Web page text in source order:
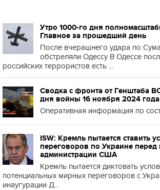
Утро 1000-го дня
Главное за прошедший день
После вчерашнего удара по
обстреляли Одессу В Одессе
российских террористов есть ...
Сводка с фронта от Генштаба
дня войны 16 ноября 2024 года
Оперативная информация по
ISW: Кремль пытается ставить
переговоров по Украине
администрации США
Кремль пытается диктовать
потенциальных мирных переговоров с
инаугурации Д...